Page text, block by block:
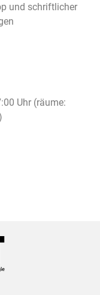
und schriftlicher
Uhr (räume: